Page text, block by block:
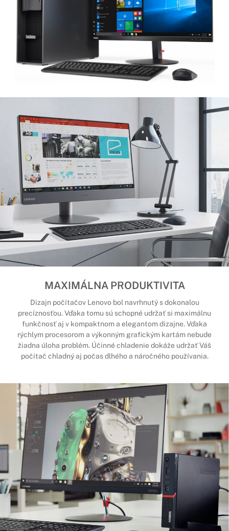
MAXIMÁLNA PRODUKTIVITA
Dizajn počítačov Lenovo bol navrhnutý s dokonalou
precíznosťou. Vďaka tomu sú schopné udržať si maximálnu
funkčnosť aj v kompaktnom a elegantom dizajne. Vďaka
rýchlym procesorom a výkonným grafickým kartám nebude
žiadna úloha problém. Účinné chladenie dokáže udržať Váš
počítač chladný aj počas dlhého a náročného používania.